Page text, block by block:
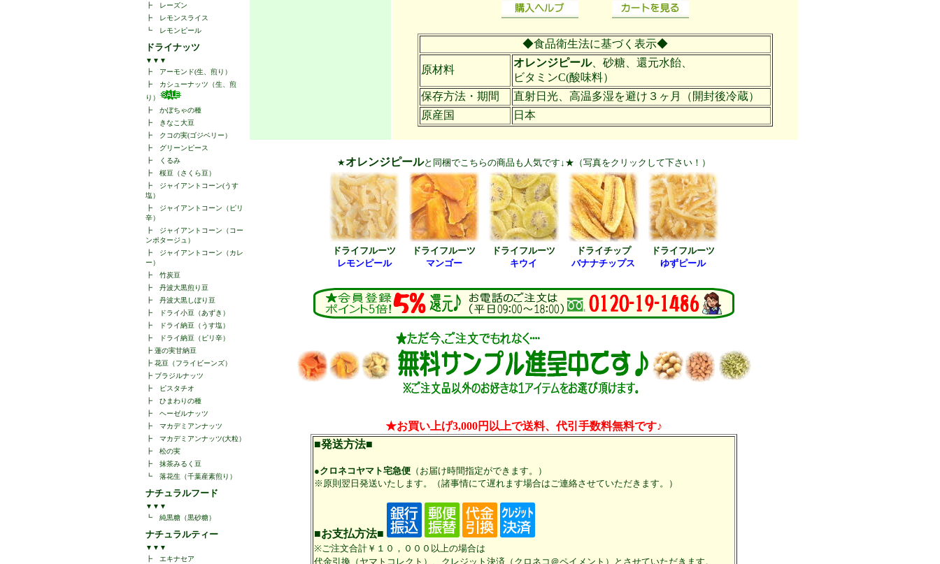
┣
レーズン
┣
レモンスライス
┗
レモンピール
ドライナッツ
▼▼▼
┣
アーモンド(生、煎り）
┣
カシューナッツ（生、煎
り）
┣ かぼちゃの種
┣
きなこ大豆
┣
クコの実(ゴジベリー）
┣
グリーンピース
┣
くるみ
┣ 桜豆（さくら豆）
┣
ジャイアントコーン(うす
塩）
┣
ジャイアントコーン（ピリ
辛）
┣
ジャイアントコーン（コー
ンポタージュ）
┣
ジャイアントコーン（カレ
ー）
┣ 竹炭豆
┣ 丹波大黒煎り豆
┣ 丹波大黒しぼり豆
┣
ドライ小豆（あずき）
┣
ドライ納豆（うす塩）
┣
ドライ納豆（ピリ辛）
┣ 蓮の実甘納豆
┣ 花豆（フライビーンズ）
┣ ブラジルナッツ
┣
ピスタチオ
┣ ひまわりの種
┣ ヘーゼルナッツ
┣ マカデミアンナッツ
┣ マカデミアンナッツ(大粒）
┣ 松の実
┣ 抹茶みるく豆
┗ 落花生（千葉産素煎り）
ナチュラルフード
▼▼▼
┗ 純黒糖（黒砂糖）
ナチュラルティー
▼▼▼
┣
エキナセア
◆食品衛生法に基づく表示◆
原材料
オレンジピール、砂糖、還元水飴、
ビタミンC(酸味料）
保存方法・期間
直射日光、高温多湿を避け３ヶ月（開封後冷蔵）
原産国
日本
★オレンジピールと同梱でこちらの商品も人気です↓★（写真をクリックして下さい！）
ドライフルーツ
レモンピール
ドライフルーツ
マンゴー
ドライフルーツ
キウイ
ドライチップ
バナナチップス
ドライフルーツ
ゆずピール
★お買い上げ3,000円以上で送料、代引手数料無料です♪
■発送方法■
●クロネコヤマト宅急便（お届け時間指定ができます。）
※原則翌日発送いたします。（諸事情にて遅れます場合はご連絡させていただきます。）
■お支払方法■
※ご注文合計￥１０，０００以上の場合は
代金引換（ヤマトコレクト）、クレジット決済（クロネコ＠ペイメント）とさせていただきます。